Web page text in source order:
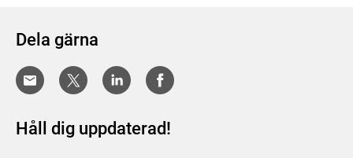
Dela gärna
Håll dig uppdaterad!